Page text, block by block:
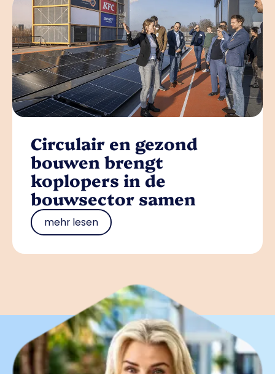
Circulair en gezond
bouwen brengt
koplopers in de
bouwsector samen
mehr lesen